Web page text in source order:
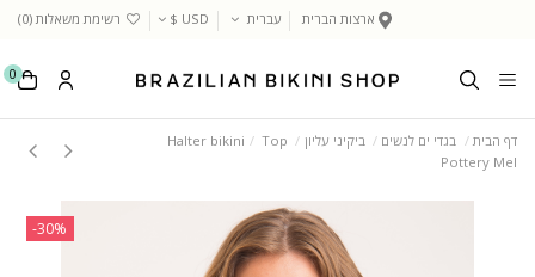
ארצות הברית עברית USD $ רשימת משאלות (0
)
0
דף הבית בגדי ים לנשים ביקיני עליון Halter bikini
Top
Pottery Mel
‎-30%